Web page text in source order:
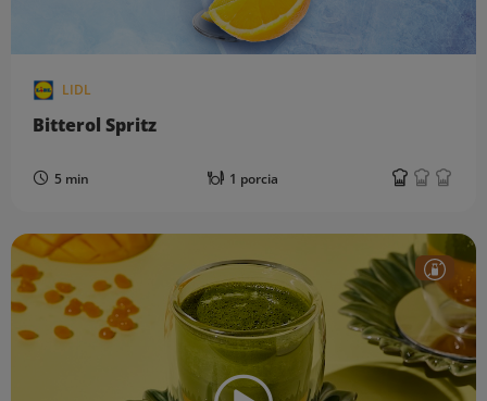
LIDL
Bitterol Spritz
5 min 1 porcia